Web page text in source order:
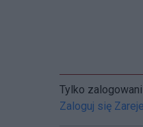
Tylko
Zaloguj się